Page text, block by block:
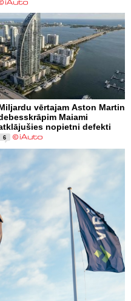
vērtajam Aston Martin
Maiami
nopietni defekti
6